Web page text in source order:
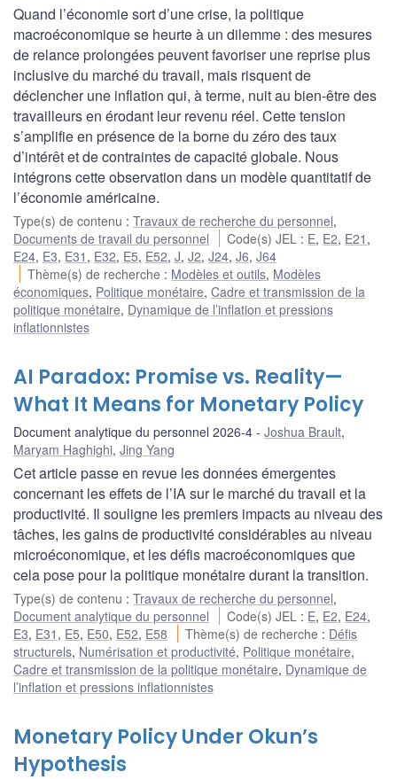
Quand l’économie sort d’une crise, la politique
macroéconomique se heurte à un dilemme : des mesures
de relance prolongées peuvent favoriser une reprise plus
inclusive du marché du travail, mais risquent de
déclencher une inflation qui, à terme, nuit au bien-être des
travailleurs en érodant leur revenu réel. Cette tension
s’amplifie en présence de la borne du zéro des taux
d’intérêt et de contraintes de capacité globale. Nous
intégrons cette observation dans un modèle quantitatif de
l’économie américaine.
Type(s) de contenu : Travaux de recherche du personnel,
Documents de travail du personnel
Code(s) JEL : E, E2, E21 ,
E24, E3, E31 , E32, E5, E52, J, J2, J24, J6, J64
Thème(s) de recherche : Modèles et outils, Modèles
économiques, Politique monétaire, Cadre et transmission de la
politique monétaire, Dynamique de l’inflation et pressions
inflationnistes
AI Paradox: Promise vs. Reality—
What It Means for Monetary Policy
Document analytique du personnel 2026-4 Joshua Brault,
Maryam Haghighi, Jing Yang
Cet article passe en revue les données émergentes
concernant les effets de l’IA sur le marché du travail et la
productivité. Il souligne les premiers impacts au niveau des
tâches, les gains de productivité considérables au niveau
microéconomique, et les défis macroéconomiques que
cela pose pour la politique monétaire durant la transition.
Type(s) de contenu : Travaux de recherche du personnel,
Document analytique du personnel
Code(s) JEL : E, E2, E24,
E3, E31 , E5, E50, E52, E58 Thème(s) de recherche : Défis
structurels, Numérisation et productivité, Politique monétaire,
Cadre et transmission de la politique monétaire, Dynamique de
l’inflation et pressions inflationnistes
Monetary Policy Under Okun’s
Hypothesis